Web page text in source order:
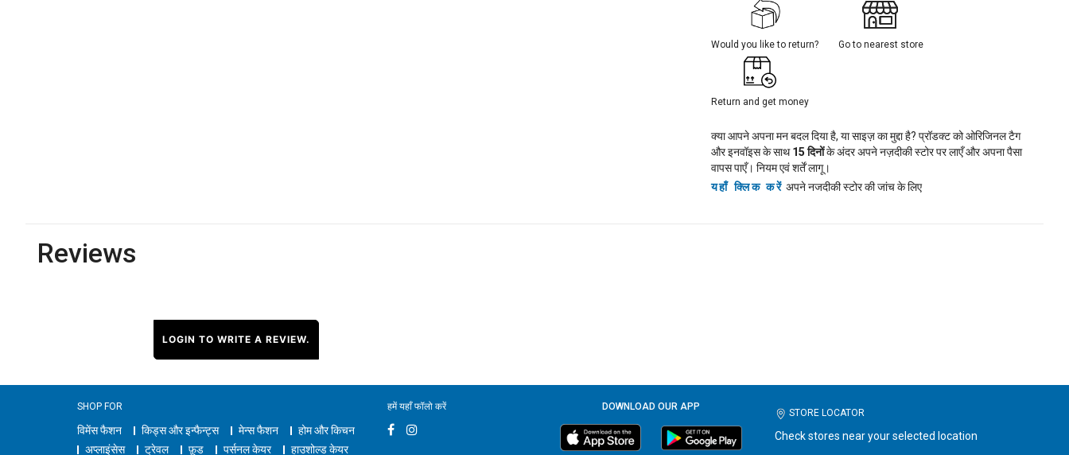
Would you like to return? Go to nearest store
Return and get money
क्या आपने अपना मन बदल दिया है, या साइज़ का मुद्दा है? प्रॉडक्ट को ओरिजिनल टैग
और इनवॉइस के साथ15 दिनोंके अंदर अपने नज़दीकी स्टोर पर लाएँ और अपना पैसा
वापस पाएँ। नियम एवं शर्तें लागू।
यहाँ क्लिक करें अपने नजदीकी स्टोर की जांच के लिए
Reviews
LOGIN TO WRITE A REVIEW.
SHOP FOR
विमेंस फैशन किड्स और इन्फैन्ट्स मेन्स फैशन
होम और किचन
अप्लाइंसेस
ट्रेवल फ़ूड पर्सनल केयर हाउशोल्ड केयर
हमें यहाँ फॉलो करें DOWNLOAD OUR APP
STORE LOCATOR
Check stores near your selected location